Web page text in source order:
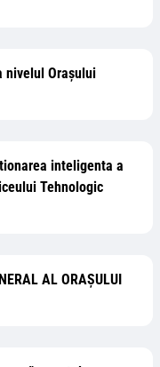
nivelul Orașului
inteligenta a
Tehnologic
AL ORAȘULUI